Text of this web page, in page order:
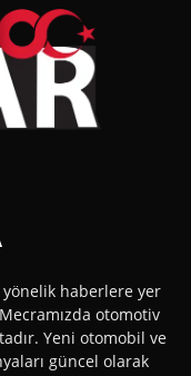
haberlere yer
otomotiv
Yeni otomobil ve
güncel olarak